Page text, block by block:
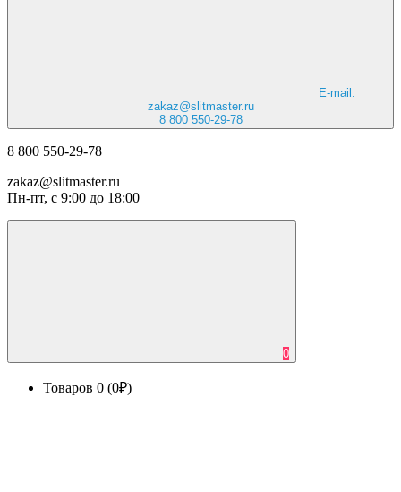
E-mail:
zakaz@slitmaster.ru
8 800 550-29-78
8 800 550-29-78
zakaz@slitmaster.ru
Пн-пт, с 9:00 до 18:00
0
Товаров 0 (0₽)